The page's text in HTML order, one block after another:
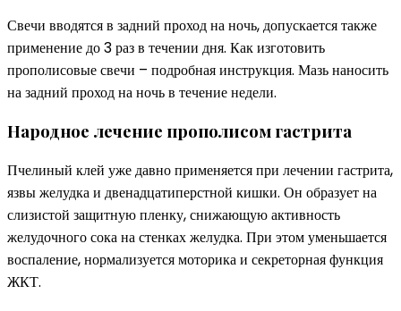
Свечи вводятся в задний проход на ночь, допускается также
применение до 3 раз в течении дня. Как изготовить
прополисовые свечи – подробная инструкция. Мазь наносить
на задний проход на ночь в течение недели.
Народное лечение прополисом гастрита
Пчелиный клей уже давно применяется при лечении гастрита,
язвы желудка и двенадцатиперстной кишки. Он образует на
слизистой защитную пленку, снижающую активность
желудочного сока на стенках желудка. При этом уменьшается
воспаление, нормализуется моторика и секреторная функция
ЖКТ.